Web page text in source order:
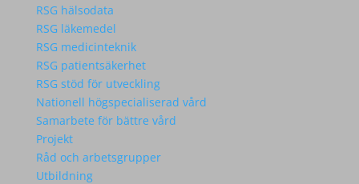
RSG hälsodata
RSG läkemedel
RSG medicinteknik
RSG patientsäkerhet
RSG stöd för utveckling
Nationell högspecialiserad vård
Samarbete för bättre vård
Projekt
Råd och arbetsgrupper
Utbildning